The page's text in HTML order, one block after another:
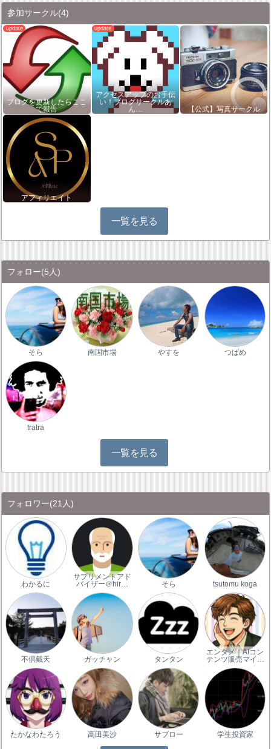
参加サークル(4)
ブログを更新したらここ
で報告
アクセスアップのお手伝
い！ブログサークルあ
ん…
【公式】写真サークル
アフィリエイト
一覧を見る
フォロー(5人)
そら 南国市場 やすを つばめ
tratra
一覧を見る
フォロワー(21人)
わかるに
サプリメントアド
バイザー＠hir…
そら tsutomu koga
不倶戴天 ガッチャン タンタン
エンタメ｜AIコン
テンツ販売マイ…
たかなわたろう 高田美沙 サブロー 学生投資家